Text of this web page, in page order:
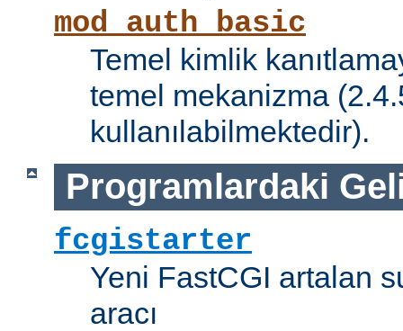
mod_auth_basic
Temel kimlik
temel mekanizma
kullanılabilmektedir).
Programlardaki
fcgistarter
Yeni FastCGI artalan
aracı